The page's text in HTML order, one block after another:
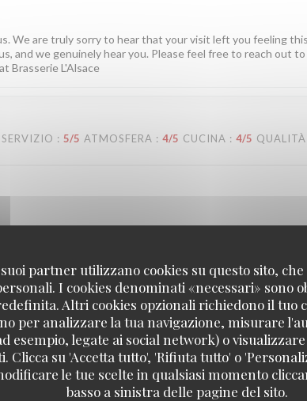
partner utilizzano cookies su questo sito,
I cookies denominati «necessari» sono
Altri cookies opzionali richiedono il tuo
per analizzare la tua navigazione, misurare
esempio, legate ai social network) o
Clicca su 'Accetta tutto', 'Rifiuta tutto' o
le tue scelte in qualsiasi momento
basso a sinistra delle pagine del sito.
We are truly sorry to hear that your visit left you feeling
and we genuinely hear you. Please feel free to reach out
Brasserie L'Alsace
SERVIZIO : 5/5 ATMOSFERA : 4/5 CUCINA : 4/5
! Nous sommes ravis que notre équipe vous ait bien
de la brasserie L'Alsace.
SERVIZIO: 5/5 ATMOSFERA: 5/5 CUCINA : 4/5